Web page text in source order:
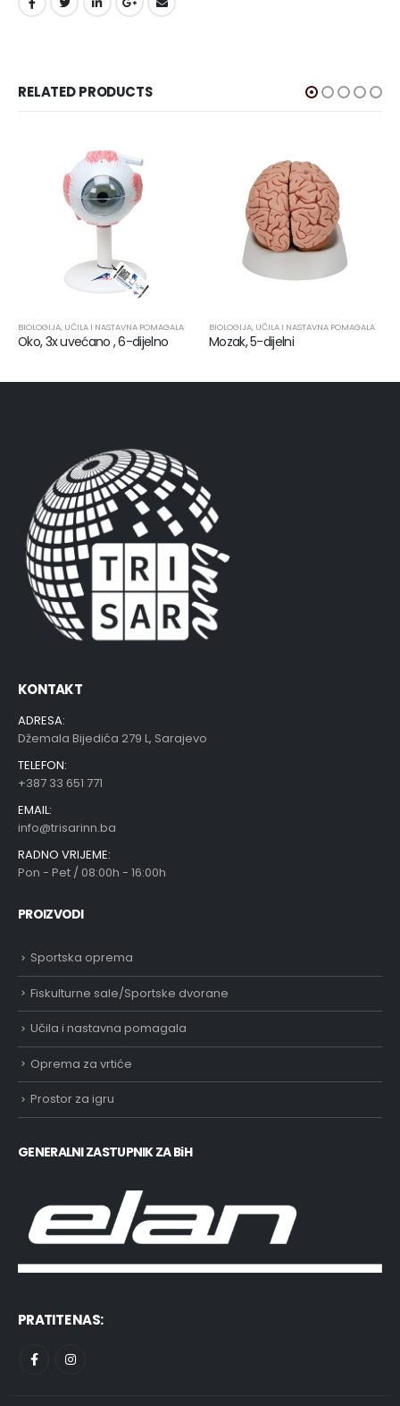
RELATED PRODUCTS
BIOLOGIJA, UČILA I NASTAVNA POMAGALA
Oko, 3x uvećano , 6-dijelno
BIOLOGIJA, UČILA I NASTAVNA POMAGALA
Mozak, 5-dijelni
KONTAKT
ADRESA:
Džemala Bijedića 279 L, Sarajevo
TELEFON:
+387 33 651 771
EMAIL:
info@trisarinn.ba
RADNO VRIJEME:
Pon - Pet / 08:00h - 16:00h
PROIZVODI
Sportska oprema
Fiskulturne sale/Sportske dvorane
Učila i nastavna pomagala
Oprema za vrtiće
Prostor za igru
GENERALNI ZASTUPNIK ZA BiH
PRATITE NAS: